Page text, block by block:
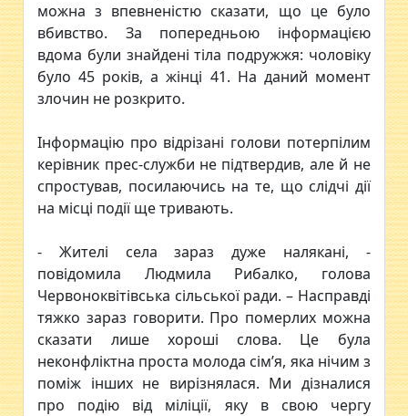
можна з впевненістю сказати, що це було
вбивство. За попередньою інформацією
вдома були знайдені тіла подружжя: чоловіку
було 45 років, а жінці 41. На даний момент
злочин не розкрито.
Інформацію про відрізані голови потерпілим
керівник прес-служби не підтвердив, але й не
спростував, посилаючись на те, що слідчі дії
на місці події ще тривають.
- Жителі села зараз дуже налякані, -
повідомила Людмила Рибалко, голова
Червоноквітівська сільської ради. – Насправді
тяжко зараз говорити. Про померлих можна
сказати лише хороші слова. Це була
неконфліктна проста молода сім’я, яка нічим з
поміж інших не вирізнялася. Ми дізналися
про подію від міліції, яку в свою чергу